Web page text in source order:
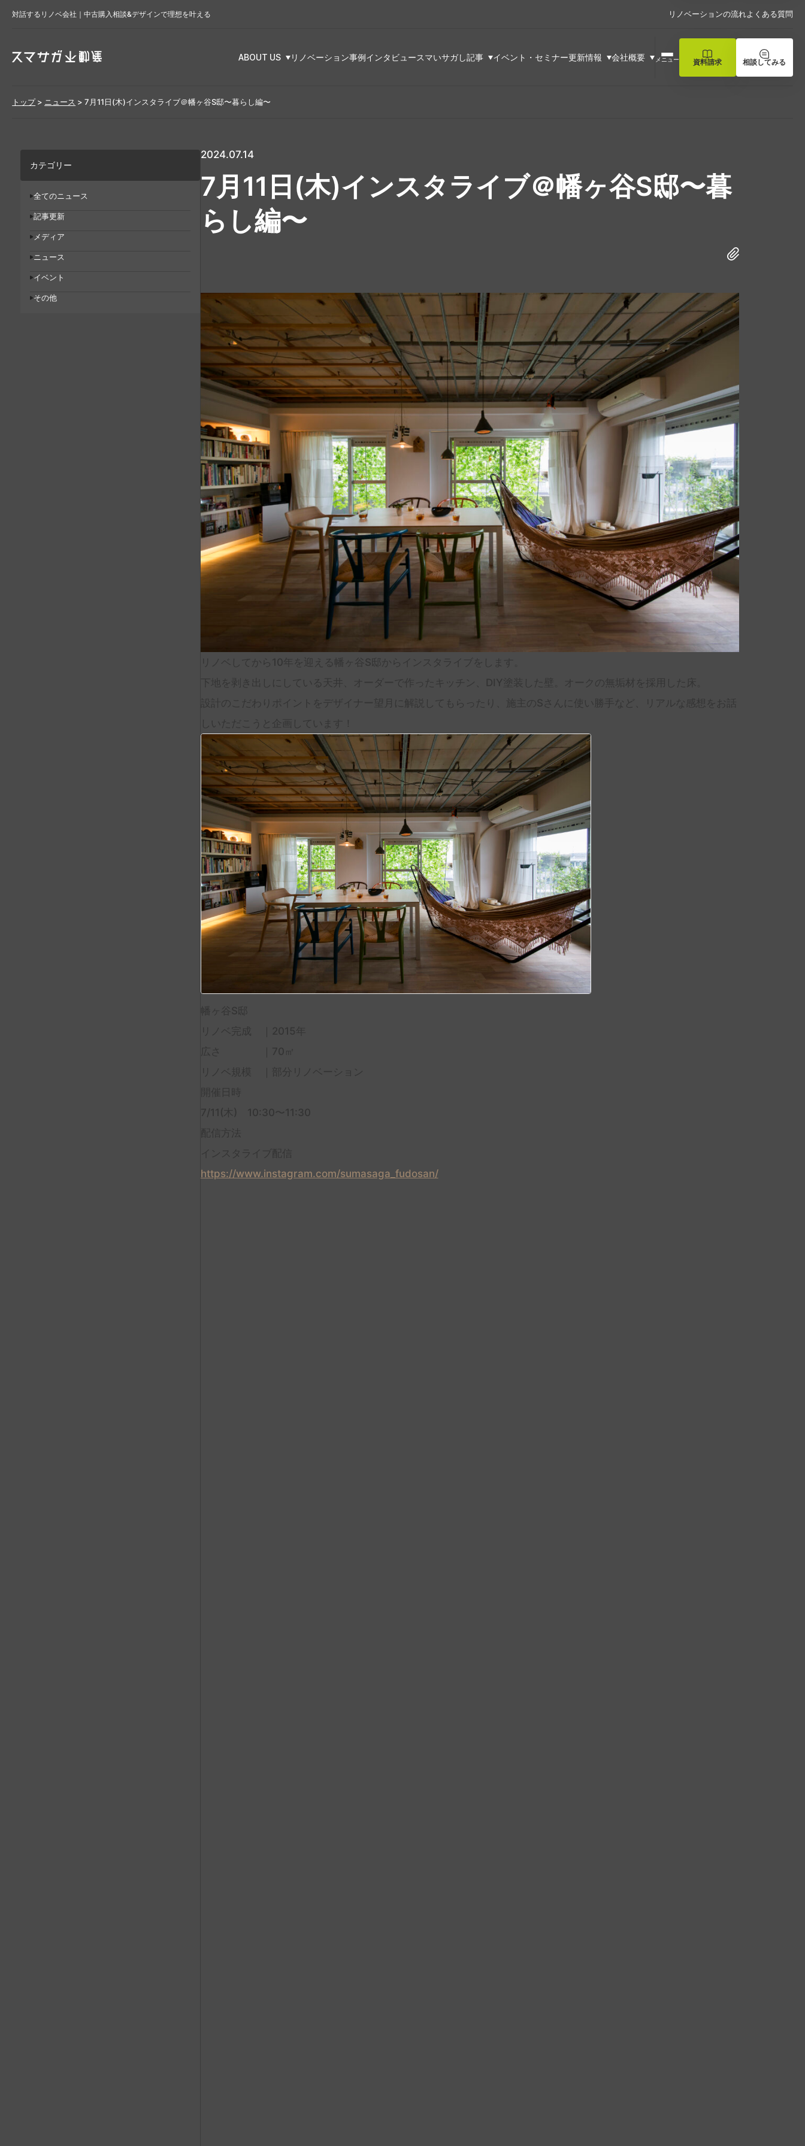
対話するリノベ会社｜中古購入相談&デザインで理想を叶える リノベーションの流れよくある質問
ABOUT US リノベーション事例インタビュースマいサガし記事 イベント・セミナー更新情報 会社概要 メニュー 資料請求 相談してみる
トップ> ニュース >7月11日(木)インスタライブ＠幡ヶ谷S邸〜暮らし編〜
カテゴリー
全てのニュース
記事更新
メディア
ニュース
イベント
その他
2024.07.14
7月11日(木)インスタライブ＠幡ヶ谷S邸〜暮
らし編〜
リノベしてから10年を迎える幡ヶ谷S邸からインスタライブをします。
下地を剥き出しにしている天井、オーダーで作ったキッチン、DIY塗装した壁。オークの無垢材を採用した床。
設計のこだわりポイントをデザイナー望月に解説してもらったり、施主のSさんに使い勝手など、リアルな感想をお話
しいただこうと企画しています！
幡ヶ谷S邸
リノベ完成 ｜2015年
広さ ｜70㎡
リノベ規模 ｜部分リノベーション
開催日時
7/11(木) 10:30〜11:30
配信方法
インスタライブ配信
https://www.instagram.com/sumasaga_fudosan/